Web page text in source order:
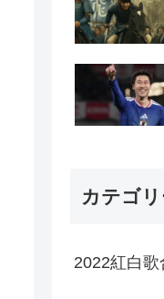
カテゴリ
2022紅白歌